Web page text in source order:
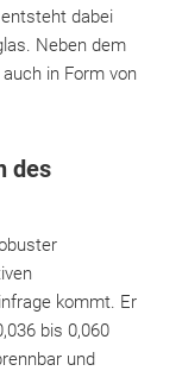
dabei
Neben dem
in Form von
des
kommt. Er
bis 0,060
und